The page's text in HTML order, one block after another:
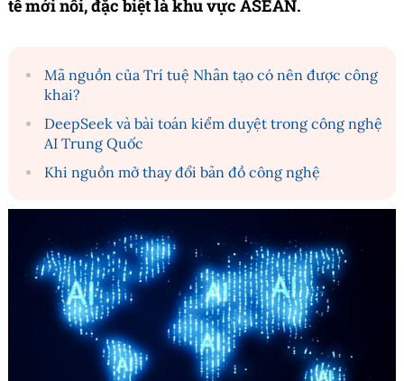
tế mới nổi, đặc biệt là khu vực ASEAN.
Mã nguồn của Trí tuệ Nhân tạo có nên được công
khai?
DeepSeek và bài toán kiểm duyệt trong công nghệ
AI Trung Quốc
Khi nguồn mở thay đổi bản đồ công nghệ